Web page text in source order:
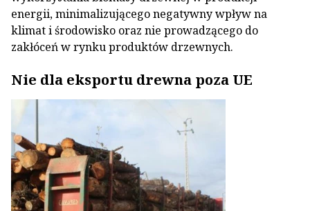
energii, minimalizującego negatywny wpływ na
klimat i środowisko oraz nie prowadzącego do
zakłóceń w rynku produktów drzewnych.
Nie dla eksportu drewna poza UE